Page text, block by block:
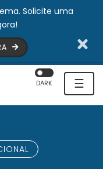
Solicite uma
☰
DARK